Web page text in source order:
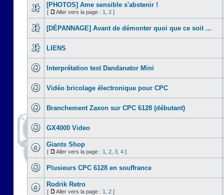
[PHOTOS] Ame sensible s'abstenir !
[ Aller vers la page : 1 2 ]
[DÉPANNAGE] Avant de démonter quoi que ce soit ...
LIENS
Interprétation test Dandanator Mini
Vidéo bricolage électronique pour CPC
Branchement Zaxon sur CPC 6128 (débutant)
GX4000 Video
Giants Shop
[ Aller vers la page : 1 2 3 4 ]
Plusieurs CPC 6128 en souffrance
Rodrik Retro
[ Aller vers la page : 1 2 ]